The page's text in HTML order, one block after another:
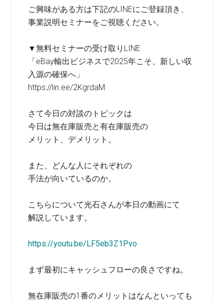
ご興味がある方は下記のLINEにご登録頂き、
事業説明セミナーをご視聴ください。
▼無料セミナーの受け取りLINE
「eBay輸出ビジネスで2025年こそ、新しい収
入源の確保へ」
https://lin.ee/2KgrdaM
さて今日の対談のトピックは
今日は無在庫販売と有在庫販売の
メリット、デメリット。
また、どんな人にそれぞれの
手法が向いているのか。
こちらについて光石さんが本日の動画にて
解説しています。
https://youtu.be/LF5eb3Z1Pvo
まず最初にキャッシュフローの良さですね。
無在庫販売の1番のメリットはなんといっても